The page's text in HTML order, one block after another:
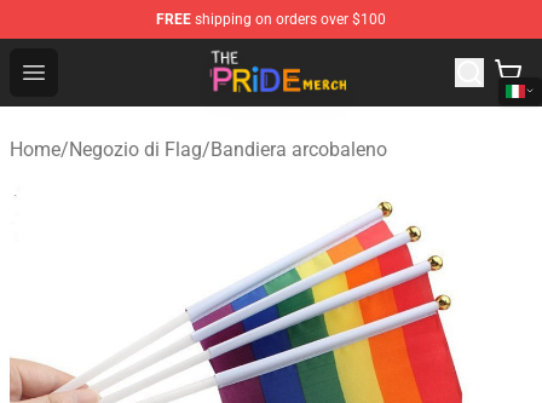
FREE shipping on orders over $100
Open menu
The Pride Shop - Official The Pride Merchandise Store
Home/Negozio di Flag/Bandiera arcobaleno